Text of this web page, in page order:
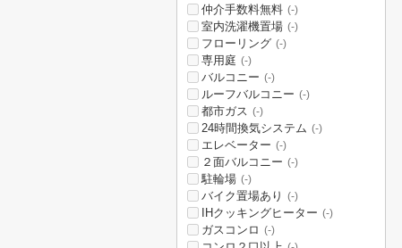
仲介手数料無料 (-)
室内洗濯機置場 (-)
フローリング (-)
専用庭 (-)
バルコニー (-)
ルーフバルコニー (-)
都市ガス (-)
24時間換気システム (-)
エレベーター (-)
２面バルコニー (-)
駐輪場 (-)
バイク置場あり (-)
IHクッキングヒーター (-)
ガスコンロ (-)